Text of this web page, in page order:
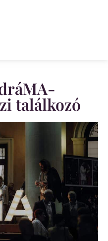
találkozó